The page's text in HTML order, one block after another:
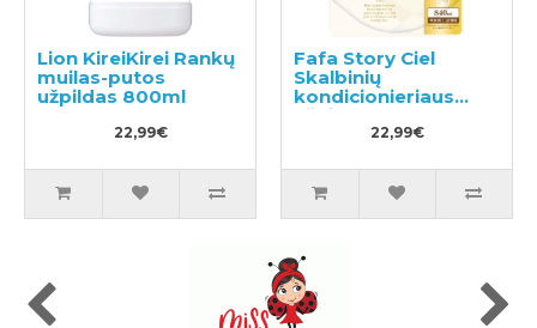
Lion KireiKirei Rankų
muilas-putos
užpildas 800ml
22,99€
Fafa Story Ciel
Skalbinių
kondicionieriaus
užpildas 840ml
22,99€